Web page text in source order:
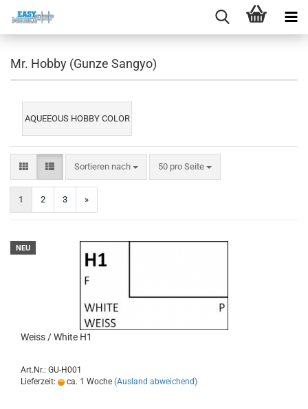
Mr. Hobby (Gunze Sangyo)
AQUEEOUS HOBBY COLOR
Sortieren nach
Sortieren nach 50 pro Seite
pro Seite
1 2 3 »
NEU
Weiss / White H1
Art.Nr.: GU-H001
Lieferzeit:
ca. 1 Woche (Ausland abweichend)